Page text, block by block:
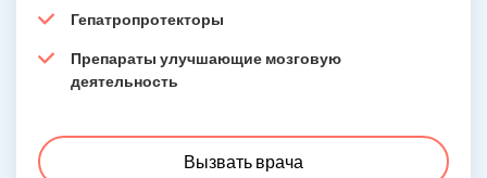
Гепатропротекторы
Препараты улучшающие мозговую
деятельность
Вызвать врача